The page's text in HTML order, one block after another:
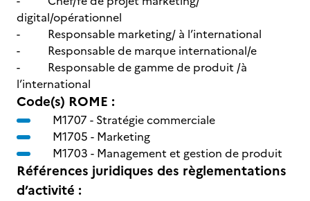
digital/opérationnel
- Responsable marketing/ à l’international
- Responsable de marque international/e
- Responsable de gamme de produit /à
l’international
Code(s) ROME :
M1707 - Stratégie commerciale
M1705 - Marketing
M1703 - Management et gestion de produit
Références juridiques des règlementations
d’activité :